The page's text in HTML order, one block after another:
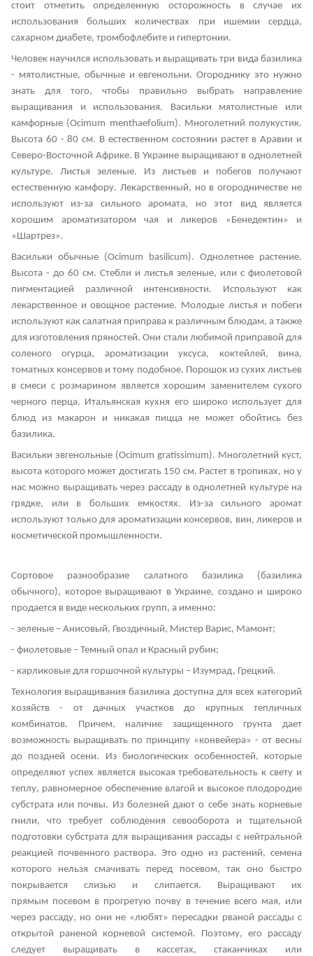
стоит отметить определенную осторожность в случае их
использования больших количествах при ишемии сердца,
сахарном диабете, тромбофлебите и гипертонии.
Человек научился использовать и выращивать три вида базилика
- мятолистные, обычные и евгенольни. Огороднику это нужно
знать для того, чтобы правильно выбрать направление
выращивания и использования. Васильки мятолистные или
камфорные (Ocimum menthaefolium). Многолетний полукустик.
Высота 60 - 80 см. В естественном состоянии растет в Аравии и
Северо-Восточной Африке. В Украине выращивают в однолетней
культуре. Листья зеленые. Из листьев и побегов получают
естественную камфору. Лекарственный, но в огородничестве не
используют из-за сильного аромата, но этот вид является
хорошим ароматизатором чая и ликеров «Бенедектин» и
«Шартрез».
Васильки обычные (Ocimum basilicum). Однолетнее растение.
Высота - до 60 см. Стебли и листья зеленые, или с фиолетовой
пигментацией различной интенсивности. Используют как
лекарственное и овощное растение. Молодые листья и побеги
используют как салатная приправа к различным блюдам, а также
для изготовления пряностей. Они стали любимой приправой для
соленого огурца, ароматизации уксуса, коктейлей, вина,
томатных консервов и тому подобное. Порошок из сухих листьев
в смеси с розмарином является хорошим заменителем сухого
черного перца. Итальянская кухня его широко использует для
блюд из макарон и никакая пицца не может обойтись без
базилика.
Васильки эвгенольные (Ocimum gratissimum). Многолетний куст,
высота которого может достигать 150 см. Растет в тропиках, но у
нас можно выращивать через рассаду в однолетней культуре на
грядке, или в больших емкостях. Из-за сильного аромат
используют только для ароматизации консервов, вин, ликеров и
косметической промышленности.
Сортовое разнообразие салатного базилика (базилика
обычного), которое выращивают в Украине, создано и широко
продается в виде нескольких групп, а именно:
- зеленые – Анисовый, Гвоздичный, Мистер Варис, Мамонт;
- фиолетовые – Темный опал и Красный рубин;
- карликовые для горшочной культуры – Изумрад, Грецкий.
Технология выращивания базилика доступна для всех категорий
хозяйств - от дачных участков до крупных тепличных
комбинатов. Причем, наличие защищенного грунта дает
возможность выращивать по принципу «конвейера» - от весны
до поздней осени. Из биологических особенностей, которые
определяют успех является высокая требовательность к свету и
теплу, равномерное обеспечение влагой и высокое плодородие
субстрата или почвы. Из болезней дают о себе знать корневые
гнили, что требует соблюдения севооборота и тщательной
подготовки субстрата для выращивания рассады с нейтральной
реакцией почвенного раствора. Это одно из растений, семена
которого нельзя смачивать перед посевом, так оно быстро
покрывается слизью и слипается. Выращивают их
прямым посевом в прогретую почву в течение всего мая, или
через рассаду, но они не «любят» пересадки рваной рассады с
открытой раненой корневой системой. Поэтому, его рассаду
следует выращивать в кассетах, стаканчиках или